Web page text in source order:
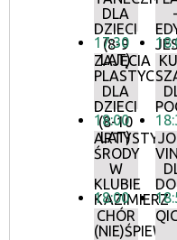
DLA
DZIECI
(8-9
LAT)
17:30
ZAJĘCIA
DLA
DZIECI
(8-10
LAT)
18:00
ŚRODY
W
KLUBIE
KAZIMIERZ
18:00
CHÓR